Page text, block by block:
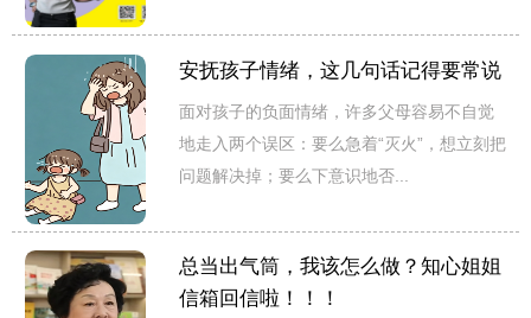
安抚孩子情绪，这几句话记得要常说
面对孩子的负面情绪，许多父母容易不自觉
地走入两个误区：要么急着“灭火”，想立刻把
问题解决掉；要么下意识地否...
总当出气筒，我该怎么做？知心姐姐
信箱回信啦！！！